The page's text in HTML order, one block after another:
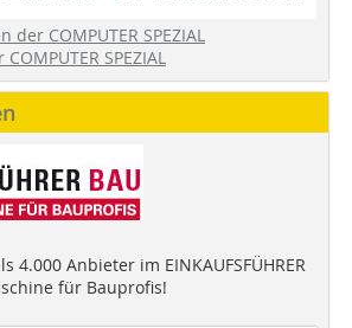
COMPUTER SPEZIAL
SPEZIAL
4.000 Anbieter im EINKAUFSFÜHRER
für Bauprofis!